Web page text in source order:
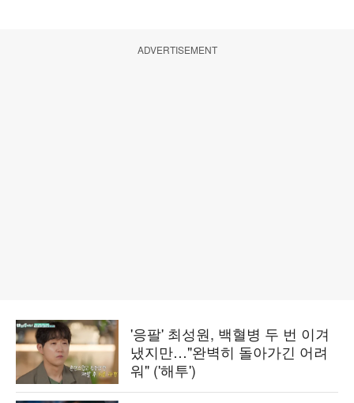
ADVERTISEMENT
'응팔' 최성원, 백혈병 두 번 이겨
냈지만…"완벽히 돌아가긴 어려
워" ('해투')